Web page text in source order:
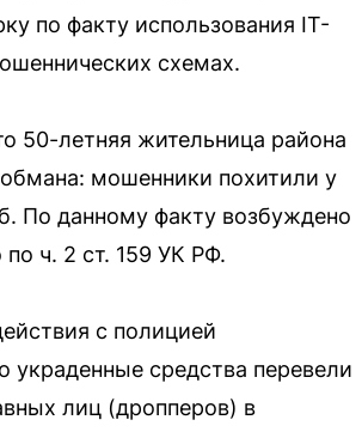
по факту использования IT-
схемах.
50-летняя жительница района
мошенники похитили у
По данному факту возбуждено
по ч. 2 ст. 159 УК РФ.
с полицией
украденные средства перевели
лиц (дропперов) в